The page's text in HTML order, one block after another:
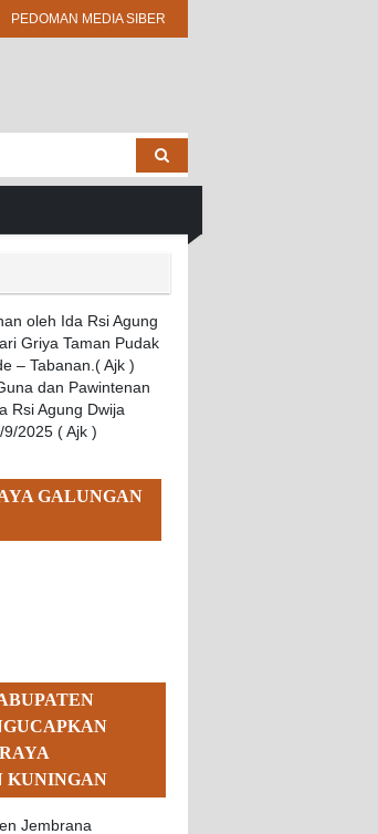
PEDOMAN MEDIA SIBER
dan Pawintenan
Rsi Agung Dwija
2025 ( Ajk )
GALUNGAN
KUNINGAN